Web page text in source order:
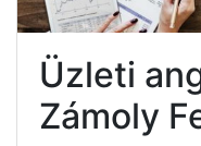
Üzleti
Zámoly